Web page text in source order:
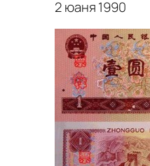
2 юаня 1990